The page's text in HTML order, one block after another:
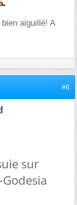
aiguillé! A
#6
sur